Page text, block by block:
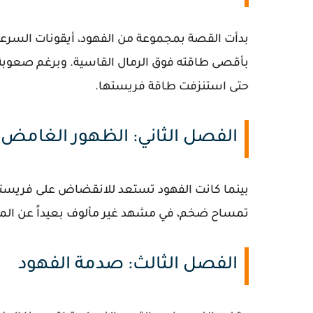
بدأت القصة بمجموعة من الفهود، أيقونات
بأقصى طاقته فوق الرمال القاسية. وبرغم
حتى استنزفت طاقة فريستها.
الفصل الثاني: الظهور الغامض
بينما كانت الفهود تستعد للانقضاض على
تمساح ضخم، في مشهد غير مألوف بعيداً عن
الفصل الثالث: صدمة الفهود